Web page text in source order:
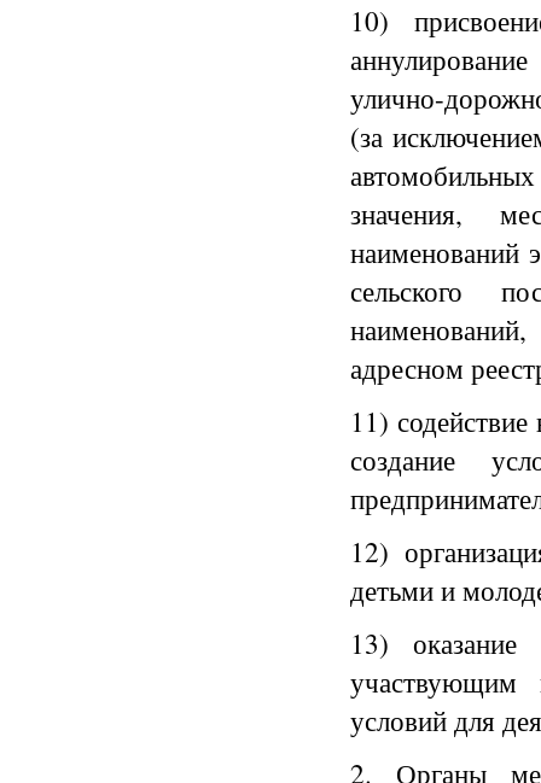
10)
улично-
(за
значения,
наименований
сельского
адресном
11) содействие
создание
12)
детьми и
13)
участвующим
условий для
2. Органы